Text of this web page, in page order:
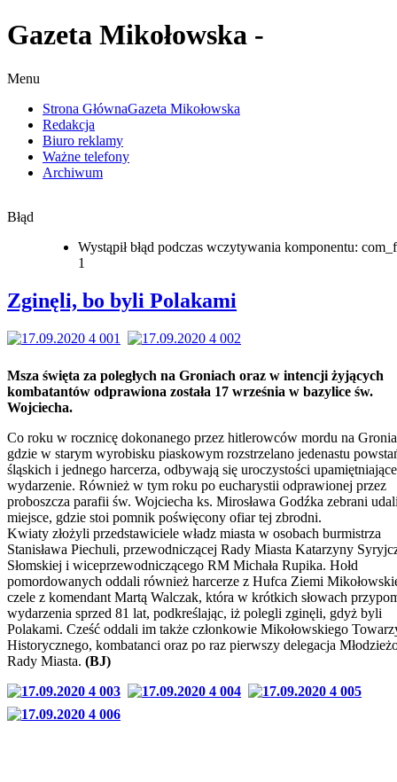
Gazeta Mikołowska -
Menu
Strona GłównaGazeta Mikołowska
Redakcja
Biuro reklamy
Ważne telefony
Archiwum
Błąd
Wystąpił błąd podczas wczytywania komponentu:
1
Zginęli, bo byli Polakami
Msza święta za poległych na Groniach oraz w intencji żyjących
kombatantów odprawiona została 17 września w bazylice św.
Wojciecha.
Co roku w rocznicę dokonanego przez hitlerowców mordu na
gdzie w starym wyrobisku piaskowym rozstrzelano jedenastu
śląskich i jednego harcerza, odbywają się uroczystości
wydarzenie. Również w tym roku po eucharystii odprawionej przez
proboszcza parafii św. Wojciecha ks. Mirosława Godźka zebrani
miejsce, gdzie stoi pomnik poświęcony ofiar tej zbrodni.
Kwiaty złożyli przedstawiciele władz miasta w osobach burmistrza
Stanisława Piechuli, przewodniczącej Rady Miasta Katarzyny
Słomskiej i wiceprzewodniczącego RM Michała Rupika. Hołd
pomordowanych oddali również harcerze z Hufca Ziemi
czele z komendant Martą Walczak, która w krótkich słowach
wydarzenia sprzed 81 lat, podkreślając, iż polegli zginęli, gdyż byli
Polakami. Cześć oddali im także członkowie Mikołowskiego
Historycznego, kombatanci oraz po raz pierwszy delegacja
Rady Miasta. (BJ)